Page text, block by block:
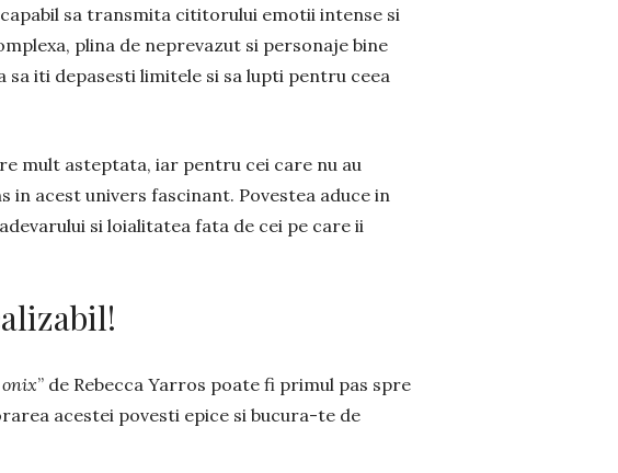
sa transmita cititorului emotii intense si
plina de neprevazut si personaje bine
iti depasesti limitele si sa lupti pentru ceea
mult asteptata, iar pentru cei care nu au
acest univers fascinant. Povestea aduce in
si loialitatea fata de cei pe care ii
” de Rebecca Yarros poate fi primul pas spre
acestei povesti epice si bucura-te de